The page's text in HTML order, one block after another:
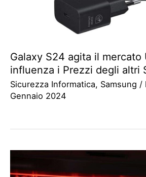
Galaxy S24 agita il mercato
influenza i Prezzi degli altri
Sicurezza Informatica, Samsung /
Gennaio 2024